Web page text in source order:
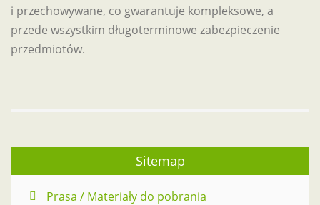
i przechowywane, co gwarantuje kompleksowe, a
przede wszystkim długoterminowe zabezpieczenie
przedmiotów.
Sitemap
Prasa / Materiały do pobrania